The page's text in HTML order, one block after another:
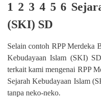
1 2 3 4 5 6
(SKI) SD
Selain contoh RPP Merdeka
Kebudayaan Islam (SKI)
terkait kami mengenai RPP
Sejarah Kebudayaan Islam
tanpa neko-neko.